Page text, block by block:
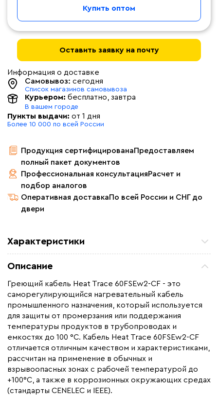
Купить оптом
Оставить заявку на почту
Информация о доставке
Самовывоз: сегодня
Список магазинов самовывоза
Курьером: бесплатно , завтра
В вашем городе
Пункты выдачи: от 1 дня
Более 10 000 по всей России
Продукция сертифицированаПредоставляем
полный пакет документов
Профессиональная консультацияРасчет и
подбор аналогов
Оперативная доставкаПо всей России и СНГ до
двери
Характеристики
нефте -газопроводов, Для
резервуаров и емкостей
Монтаж Внутренний, Наружный
Толщина (мм)
Страна производства Великобритания
Гарантия (год)
Срок службы(год) 15
Описание
Греющий кабель Heat Trace 60FSEw2-CF - это
саморегулирующийся нагревательный кабель
промышленного назначения, который используется
для защиты от промерзания или поддержания
температуры продуктов в трубопроводах и
емкостях до 100 °C. Кабель Heat Trace 60FSEw2-CF
отличается отличным качеством и характеристиками,
рассчитан на применение в обычных и
взрывоопасных зонах с рабочей температурой до
+100°С, а также в коррозионных окружающих средах
(стандарты CENELEC и IEEE).